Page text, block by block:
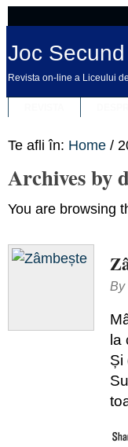
Joc Secund
Revista on-line a Liceului
Te afli în: Home /
Archives by
You are browsing
By
la
Și